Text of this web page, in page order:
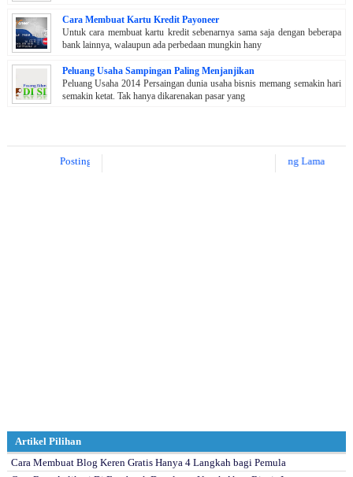
Cara Membuat Kartu Kredit Payoneer
Untuk cara membuat kartu kredit sebenarnya sama saja dengan beberapa
bank lainnya, walaupun ada perbedaan mungkin hany
Peluang Usaha Sampingan Paling Menjanjikan
Peluang Usaha 2014 Persaingan dunia usaha bisnis memang semakin hari
semakin ketat. Tak hanya dikarenakan pasar yang
Posting Lebih Baru Posting Lama
Artikel Pilihan
Cara Membuat Blog Keren Gratis Hanya 4 Langkah bagi Pemula